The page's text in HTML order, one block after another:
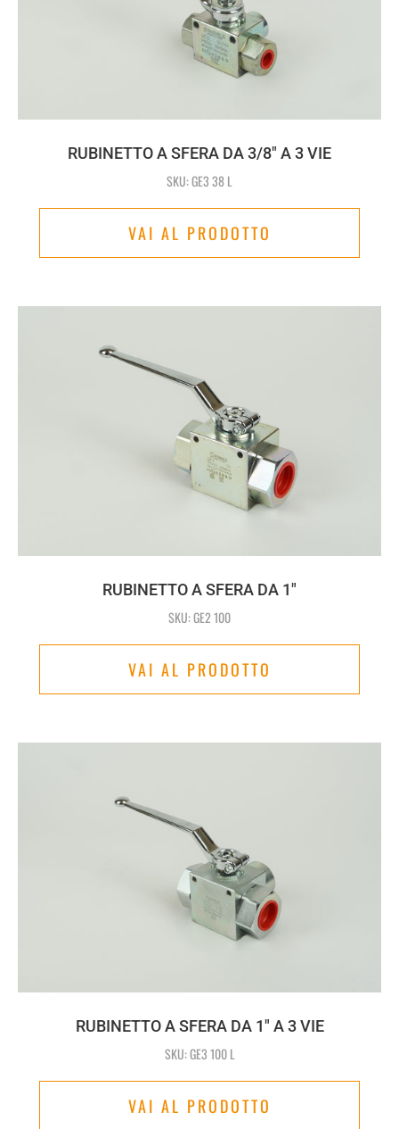
RUBINETTO A SFERA DA 3/8" A 3 VIE
SKU: GE3 38 L
VAI AL PRODOTTO
RUBINETTO A SFERA DA 1"
SKU: GE2 100
VAI AL PRODOTTO
RUBINETTO A SFERA DA 1" A 3 VIE
SKU: GE3 100 L
VAI AL PRODOTTO